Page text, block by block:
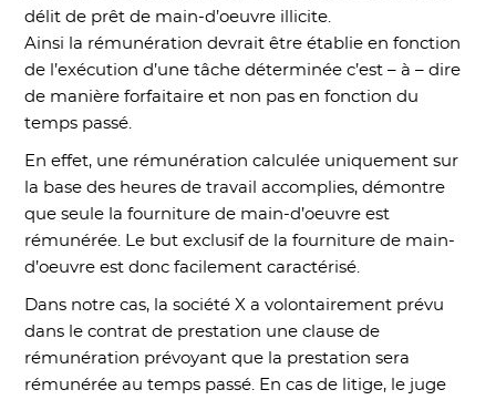
délit de prêt de main-d’oeuvre illicite.
Ainsi la rémunération devrait être établie en fonction
de l’exécution d’une tâche déterminée c’est – à – dire
de manière forfaitaire et non pas en fonction du
temps passé.
En effet, une rémunération calculée uniquement sur
la base des heures de travail accomplies, démontre
que seule la fourniture de main-d’oeuvre est
rémunérée. Le but exclusif de la fourniture de main-
d’oeuvre est donc facilement caractérisé.
Dans notre cas, la société X a volontairement prévu
dans le contrat de prestation une clause de
rémunération prévoyant que la prestation sera
rémunérée au temps passé. En cas de litige, le juge